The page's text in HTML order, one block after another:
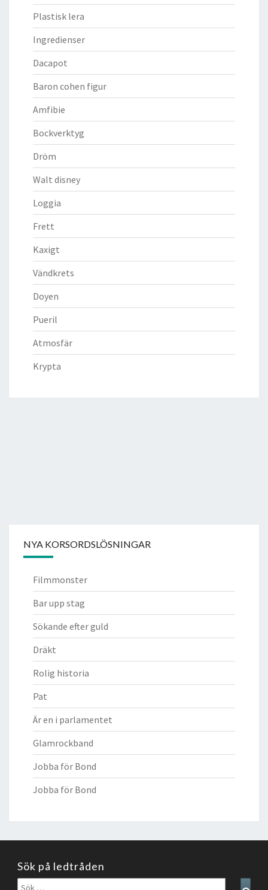
Plastisk lera
Ingredienser
Dacapot
Baron cohen figur
Amfibie
Bockverktyg
Dröm
Walt disney
Loggia
Frett
Kaxigt
Vändkrets
Doyen
Pueril
Atmosfär
Krypta
NYA KORSORDSLÖSNINGAR
Filmmonster
Bar upp stag
Sökande efter guld
Dräkt
Rolig historia
Pat
Är en i parlamentet
Glamrockband
Jobba för Bond
Jobba för Bond
Sök på ledtråden
Sök